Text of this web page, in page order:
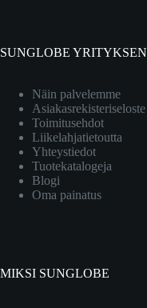
SUNGLOBE
Näin palvelemme
Asiakasrekisteriseloste
Toimitusehdot
Liikelahjatietoutta
Yhteystiedot
Tuotekatalogeja
Blogi
Oma painatus
MIKSI SUNGLOBE